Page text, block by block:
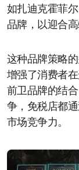
如扎迪克霍菲
品牌，以迎合
这种品牌策略
增强了消费者
前卫品牌的结
争，免税店都
市场竞争力。